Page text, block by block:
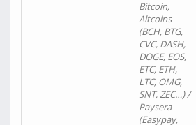
Bitcoin,
Altcoins
(BCH, BTG,
CVC, DASH,
DOGE, EOS,
ETC, ETH,
LTC, OMG,
SNT, ZEC…) /
Paysera
(Easypay,